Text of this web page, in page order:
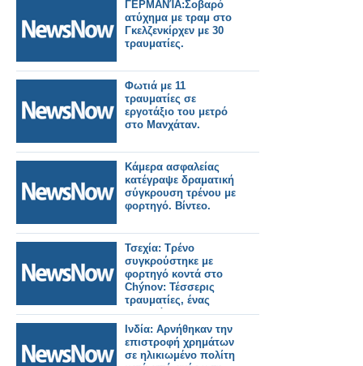
ΓΕΡΜΑΝΊΑ:Σοβαρό
ατύχημα με τραμ στο
Γκελζενκίρχεν με 30
τραυματίες.
Φωτιά με 11
τραυματίες σε
εργοτάξιο του μετρό
στο Μανχάταν.
Κάμερα ασφαλείας
κατέγραψε δραματική
σύγκρουση τρένου με
φορτηγό. Βίντεο.
Τσεχία: Τρένο
συγκρούστηκε με
φορτηγό κοντά στο
Chýnov: Τέσσερις
τραυματίες, ένας
σοβαρά.
Ινδία: Αρνήθηκαν την
επιστροφή χρημάτων
σε ηλικιωμένο πολίτη